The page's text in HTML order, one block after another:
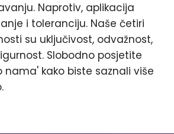
Naprotiv, aplikacija
i toleranciju. Naše četiri
su uključivost, odvažnost,
Slobodno posjetite
nama' kako biste saznali više